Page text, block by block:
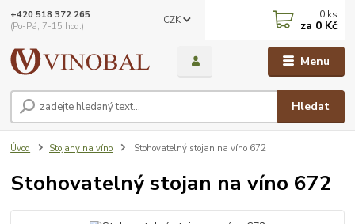
Menu
CZK
Hledat
+420 518 372 265
(Po-Pá, 7-15 hod.)
0 ks
za 0 Kč
Úvod Stojany na víno Stohovatelný stojan na víno 672
Stohovatelný stojan na víno 672